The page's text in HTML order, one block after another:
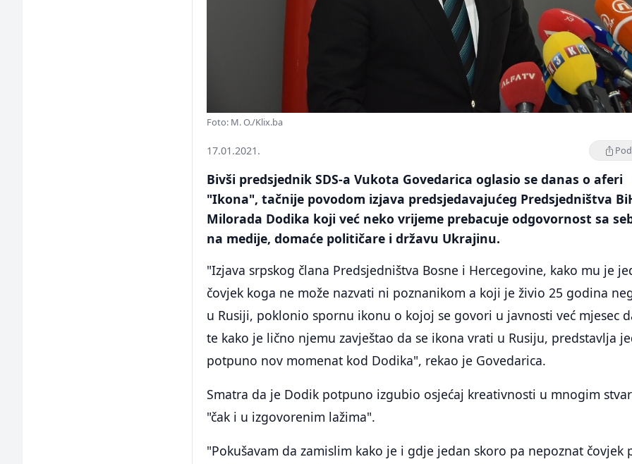
Foto: M. O./Klix.ba
17.01.2021.
Bivši predsjednik SDS-a Vukota Govedarica oglasio se danas o aferi
"Ikona", tačnije povodom izjava predsjedavajućeg Predsjedništva
Milorada Dodika koji već neko vrijeme prebacuje odgovornost sa
na medije, domaće političare i državu Ukrajinu.
"Izjava srpskog člana Predsjedništva Bosne i Hercegovine, kako mu je
čovjek koga ne može nazvati ni poznanikom a koji je živio 25 godina
u Rusiji, poklonio spornu ikonu o kojoj se govori u javnosti već mjesec
te kako je lično njemu zavještao da se ikona vrati u Rusiju, predstavlja
potpuno nov momenat kod Dodika", rekao je Govedarica.
Smatra da je Dodik potpuno izgubio osjećaj kreativnosti u mnogim
"čak i u izgovorenim lažima".
"Pokušavam da zamislim kako je i gdje jedan skoro pa nepoznat čovjek